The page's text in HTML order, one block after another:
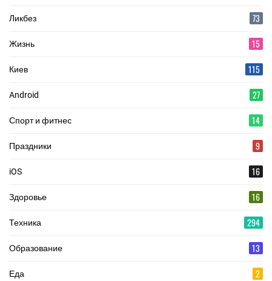
Ликбез 73
Жизнь 15
Киев 115
Android 27
Спорт и фитнес 14
Праздники 9
iOS 16
Здоровье 16
Техника 294
Образование 13
Еда 2